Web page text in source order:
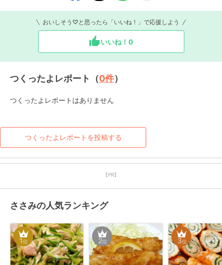
おいしそう♡と思ったら「いいね！」で応援しよう
いいね！ 0
つくったよレポート（0件）
つくったよレポートはありません
つくったよレポートを投稿する
【PR】
ささみの人気ランキング
1位 2位 3位